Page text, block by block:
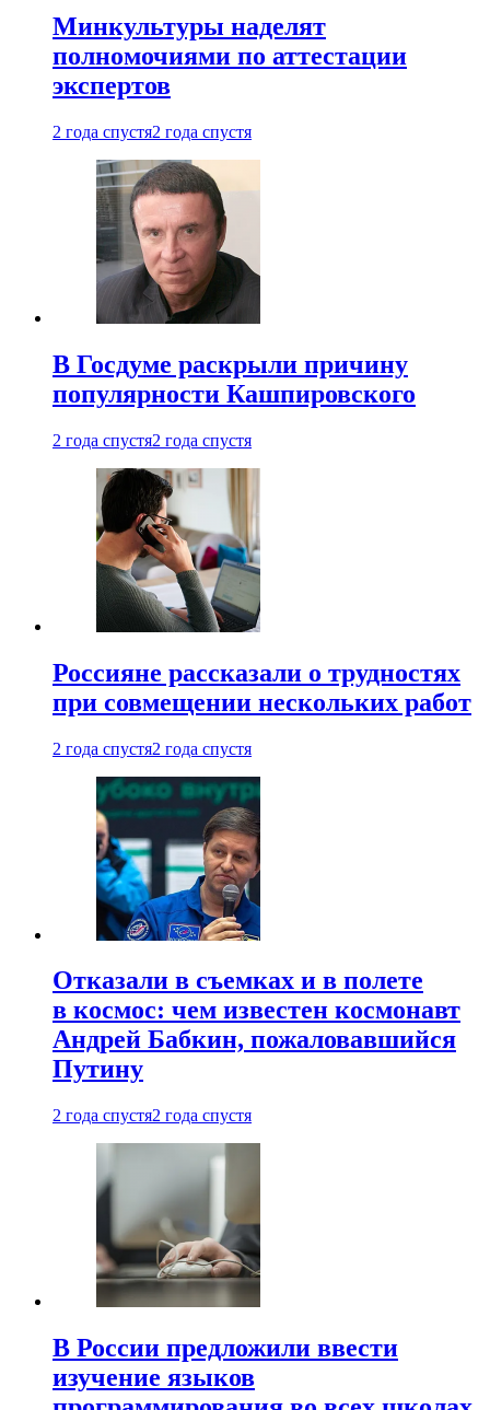
Минкультуры наделят
полномочиями по аттестации
экспертов
2 года спустя2 года спустя
В Госдуме раскрыли причину
популярности Кашпировского
2 года спустя2 года спустя
Россияне рассказали о трудностях
при совмещении нескольких работ
2 года спустя2 года спустя
Отказали в съемках и в полете
в космос: чем известен космонавт
Андрей Бабкин, пожаловавшийся
Путину
2 года спустя2 года спустя
В России предложили ввести
изучение языков